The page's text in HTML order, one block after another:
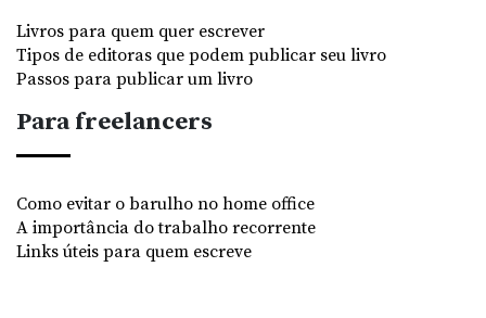
Livros para quem quer escrever
Tipos de editoras que podem publicar seu livro
Passos para publicar um livro
Para freelancers
Como evitar o barulho no home office
A importância do trabalho recorrente
Links úteis para quem escreve